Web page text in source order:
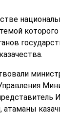
которого
атаманы